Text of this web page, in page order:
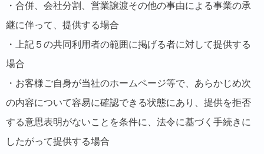
・合併、会社分割、営業譲渡その他の事由による事業の承
継に伴って、提供する場合
・上記５の共同利用者の範囲に掲げる者に対して提供する
場合
・お客様ご自身が当社のホームページ等で、あらかじめ次
の内容について容易に確認できる状態にあり、提供を拒否
する意思表明がないことを条件に、法令に基づく手続きに
したがって提供する場合